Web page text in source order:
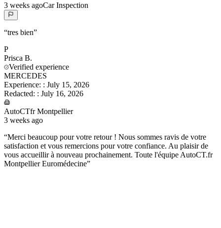
3 weeks agoCar Inspection
“tres bien”
P
Prisca B.
Verified experience
MERCEDES
Experience: : July 15, 2026
Redacted: : July 16, 2026
AutoCTfr Montpellier
3 weeks ago
“Merci beaucoup pour votre retour ! Nous sommes ravis de votre
satisfaction et vous remercions pour votre confiance. Au plaisir de
vous accueillir à nouveau prochainement. Toute l'équipe AutoCT.fr
Montpellier Euromédecine”